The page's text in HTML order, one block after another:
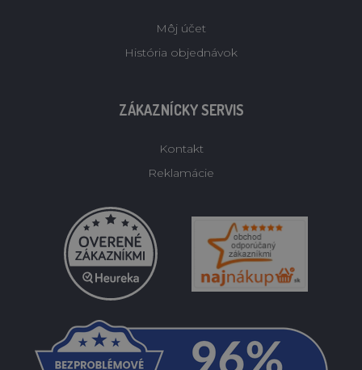
Môj účet
História objednávok
ZÁKAZNÍCKY SERVIS
Kontakt
Reklamácie